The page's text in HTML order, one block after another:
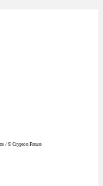
/ © Crypton Future